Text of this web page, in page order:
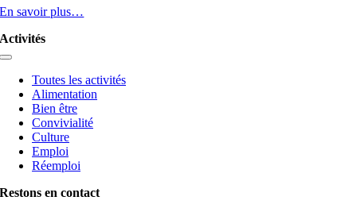
En savoir plus…
Activités
Toggle
NavigationToutes les activités
Alimentation
Bien être
Convivialité
Culture
Emploi
Réemploi
Restons en contact